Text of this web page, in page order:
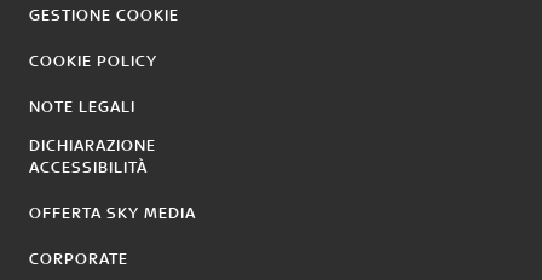
GESTIONE COOKIE
COOKIE POLICY
NOTE LEGALI
DICHIARAZIONE
ACCESSIBILITÀ
OFFERTA SKY MEDIA
CORPORATE